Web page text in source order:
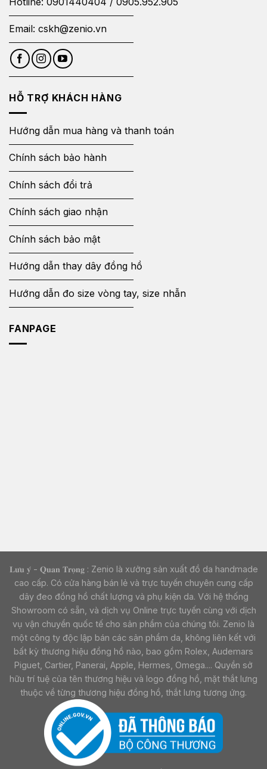
Email: cskh@zenio.vn
HỖ TRỢ KHÁCH HÀNG
Hướng dẫn mua hàng và thanh toán
Chính sách bảo hành
Chính sách đổi trả
Chính sách giao nhận
Chính sách bảo mật
Hướng dẫn thay dây đồng hồ
Hướng dẫn đo size vòng tay, size nhẫn
FANPAGE
𝐋𝐮̛𝐮 𝐲́ - 𝐐𝐮𝐚𝐧 𝐓𝐫𝐨̣𝐧𝐠 : Zenio là xưởng sản xuất đồ da handmade
cao cấp. Có cửa hàng bán lẻ và trực tuyến chuyên cung cấp
dây đeo đồng hồ chất lượng và phụ kiện da. Với hệ thống
Showroom có sẵn, và dịch vụ Online trực tuyến cùng với dịch
vụ vận chuyển quốc tế cho sản phẩm của chúng tôi. Zenio là
một công ty độc lập bán các sản phẩm da, không liên kết với
bất kỳ thương hiệu đồng hồ nào, bao gồm Rolex, Audemars
Piguet, Cartier, Panerai, Apple, Hermes, Omega.... Quyền sở
hữu trí tuệ của tên thương hiệu và logo đồng hồ, mặt thắt lưng
thuộc về từng thương hiệu đồng hồ, thắt lưng tương ứng.